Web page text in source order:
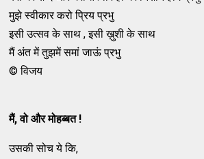
मुझे स्वीकार करो प्रिय प्रभु
इसी उत्सव के साथ , इसी ख़ुशी के साथ
मैं अंत में तुझमें समां जाऊं प्रभु
© विजय
मैं, वो और मोहब्बत !
उसकी सोच ये कि,